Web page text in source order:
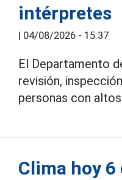
intérpretes
| 04/08/2026 - 15:37
El Departamento
revisión,
personas con
Clima hoy